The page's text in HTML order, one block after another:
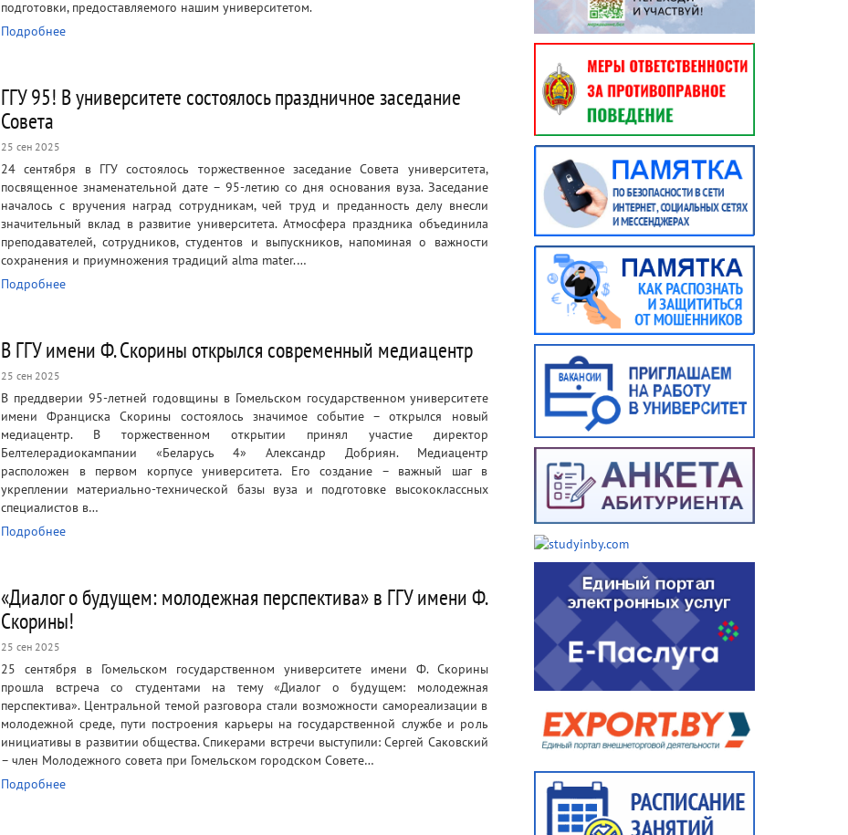
подготовки, предоставляемого нашим университетом.
Подробнее
ГГУ 95! В университете состоялось праздничное заседание
Совета
25 сен 2025
24 сентября в ГГУ состоялось торжественное заседание Совета университета,
посвященное знаменательной дате – 95-летию со дня основания вуза. Заседание
началось с вручения наград сотрудникам, чей труд и преданность делу внесли
значительный вклад в развитие университета. Атмосфера праздника объединила
преподавателей, сотрудников, студентов и выпускников, напоминая о важности
сохранения и приумножения традиций alma mater.…
Подробнее
В ГГУ имени Ф. Скорины открылся современный медиацентр
25 сен 2025
В преддверии 95-летней годовщины в Гомельском государственном университете
имени Франциска Скорины состоялось значимое событие – открылся новый
медиацентр. В торжественном открытии принял участие директор
Белтелерадиокампании «Беларусь 4» Александр Добриян. Медиацентр
расположен в первом корпусе университета. Его создание – важный шаг в
укреплении материально-технической базы вуза и подготовке высококлассных
специалистов в…
Подробнее
«Диалог о будущем: молодежная перспектива» в ГГУ имени Ф.
Скорины!
25 сен 2025
25 сентября в Гомельском государственном университете имени Ф. Скорины
прошла встреча со студентами на тему «Диалог о будущем: молодежная
перспектива». Центральной темой разговора стали возможности самореализации в
молодежной среде, пути построения карьеры на государственной службе и роль
инициативы в развитии общества. Спикерами встречи выступили: Сергей Саковский
– член Молодежного совета при Гомельском городском Совете…
Подробнее